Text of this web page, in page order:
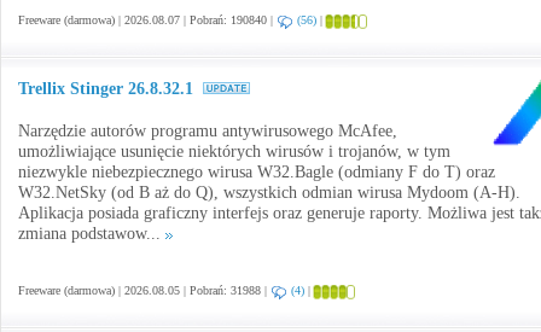
Freeware (darmowa) | 2026.08.07 | Pobrań: 190840 | (56) |
Trellix Stinger 26.8.32.1
Narzędzie autorów programu antywirusowego McAfee,
umożliwiające usunięcie niektórych wirusów i trojanów, w tym
niezwykle niebezpiecznego wirusa W32.Bagle (odmiany F do T) oraz
W32.NetSky (od B aż do Q), wszystkich odmian wirusa Mydoom (A-H).
Aplikacja posiada graficzny interfejs oraz generuje raporty. Możliwa jest
zmiana podstawow...
Freeware (darmowa) | 2026.08.05 | Pobrań: 31988 | (4) |